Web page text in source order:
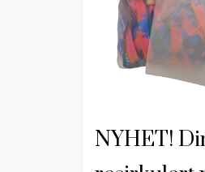
NYHET!